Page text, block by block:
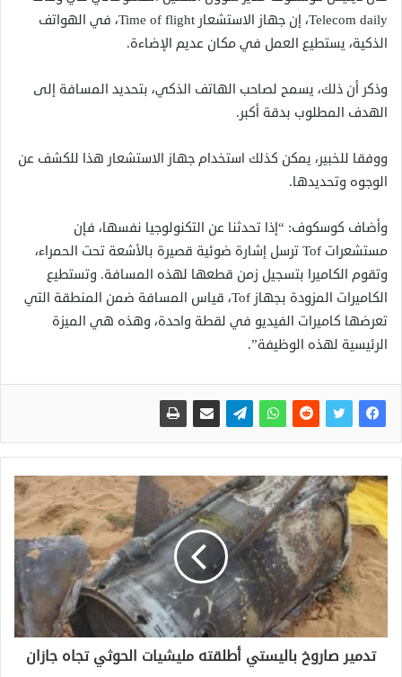
Telecom daily، إن جهاز الاستشعار Time of flight، في الهواتف
الذكية، يستطيع العمل في مكان عديم الإضاءة.
وذكر أن ذلك، يسمح لصاحب الهاتف الذكي، بتحديد المسافة إلى
الهدف المطلوب بدقة أكبر.
ووفقا للخبير، يمكن كذلك استخدام جهاز الاستشعار هذا للكشف عن
الوجوه وتحديدها.
وأضاف كوسكوف: “إذا تحدثنا عن التكنولوجيا نفسها، فإن
مستشعرات Tof ترسل إشارة ضوئية قصيرة بالأشعة تحت الحمراء،
وتقوم الكاميرا بتسجيل زمن قطعها لهذه المسافة. وتستطيع
الكاميرات المزودة بجهاز Tof، قياس المسافة ضمن المنطقة التي
تعرضها كاميرات الفيديو في لقطة واحدة، وهذه هي الميزة
الرئيسية لهذه الوظيفة”.
تدمير صاروخ باليستي أطلقته مليشيات الحوثي تجاه جازان